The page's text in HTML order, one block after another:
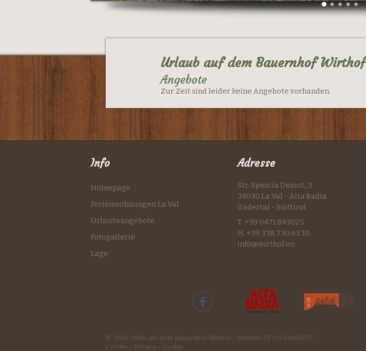
Urlaub auf dem Bauernhof Wirthof
Angebote
Zur Zeit sind leider keine Angebote vorhanden.
Info
Homepage
Ferienwohnungen La Val
Urlaubsangebote
Fotogallerie
Lage
Adresse
Str. Spëscia Dessot, 3
39030 La Val - Alta Badia
Gadertal - Südtirol
T. +39 0471 843025
H. +39 338 730 63 10
info@wirthof.eu
© 2026 Urlub auf dem Bauernhof Wirthof - MwstNr. IT 01744810217
Credits - Privacy - Cookie